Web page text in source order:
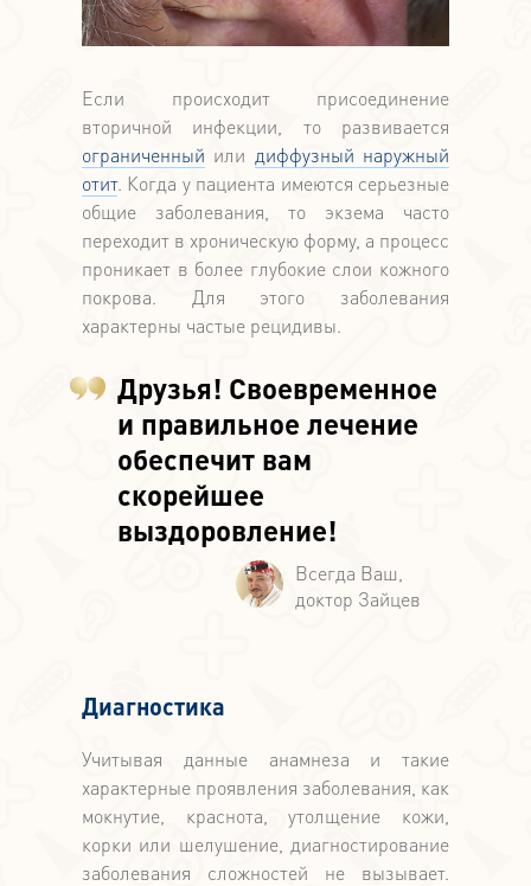
Если происходит присоединение
вторичной инфекции, то развивается
ограниченный или диффузный наружный
отит. Когда у пациента имеются серьезные
общие заболевания, то экзема часто
переходит в хроническую форму, а процесс
проникает в более глубокие слои кожного
покрова. Для этого заболевания
характерны частые рецидивы.
Друзья! Своевременное
и правильное лечение
обеспечит вам
скорейшее
выздоровление!
Диагностика
Учитывая данные анамнеза и такие
характерные проявления заболевания, как
мокнутие, краснота, утолщение кожи,
корки или шелушение, диагностирование
заболевания сложностей не вызывает.